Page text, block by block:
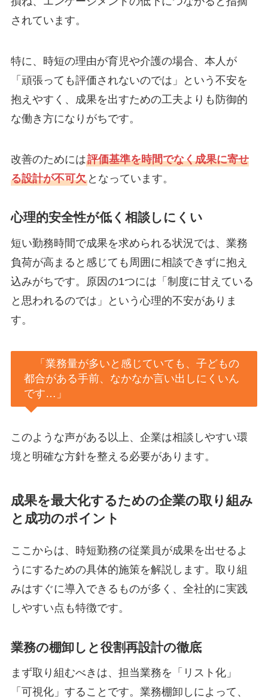
されています。
特に、時短の理由が育児や介護の場合、本人が
「頑張っても評価されないのでは」という不安を
抱えやすく、成果を出すための工夫よりも防御的
な働き方になりがちです。
改善のためには評価基準を時間でなく成果に寄せ
る設計が不可欠となっています。
心理的安全性が低く相談しにくい
短い勤務時間で成果を求められる状況では、業務
負荷が高まると感じても周囲に相談できずに抱え
込みがちです。原因の1つには「制度に甘えている
と思われるのでは」という心理的不安がありま
す。
「業務量が多いと感じていても、子どもの
都合がある手前、なかなか言い出しにくいん
です…」
このような声がある以上、企業は相談しやすい環
境と明確な方針を整える必要があります。
成果を最大化するための企業の取り組み
と成功のポイント
ここからは、時短勤務の従業員が成果を出せるよ
うにするための具体的施策を解説します。取り組
みはすぐに導入できるものが多く、全社的に実践
しやすい点も特徴です。
業務の棚卸しと役割再設計の徹底
まず取り組むべきは、担当業務を「リスト化」
「可視化」することです。業務棚卸しによって、